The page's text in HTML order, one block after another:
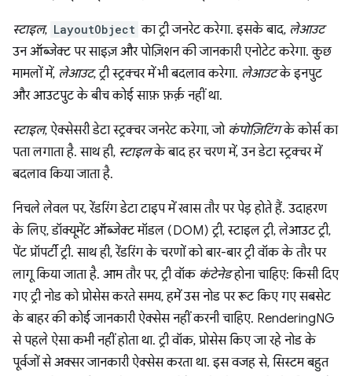
स्टाइल, LayoutObject का ट्री जनरेट करेगा. इसके बाद, लेआउट
उन ऑब्जेक्ट पर साइज़ और पोज़िशन की जानकारी एनोटेट करेगा. कुछ
मामलों में, लेआउट, ट्री स्ट्रक्चर में भी बदलाव करेगा. लेआउटके इनपुट
और आउटपुट के बीच कोई साफ़ फ़र्क़ नहीं था.
स्टाइल, ऐक्सेसरी डेटा स्ट्रक्चर जनरेट करेगा, जो कंपोज़िटिंगके कोर्स का
पता लगाता है. साथ ही, स्टाइलके बाद हर चरण में, उन डेटा स्ट्रक्चर में
बदलाव किया जाता है.
निचले लेवल पर, रेंडरिंग डेटा टाइप में खास तौर पर पेड़ होते हैं. उदाहरण
के लिए, डॉक्यूमेंट ऑब्जेक्ट मॉडल (DOM) ट्री, स्टाइल ट्री, लेआउट ट्री,
पेंट प्रॉपर्टी ट्री. साथ ही, रेंडरिंग के चरणों को बार-बार ट्री वॉक के तौर पर
लागू किया जाता है. आम तौर पर, ट्री वॉक कंटेनेडहोना चाहिए: किसी दिए
गए ट्री नोड को प्रोसेस करते समय, हमें उस नोड पर रूट किए गए सबसेट
के बाहर की कोई जानकारी ऐक्सेस नहीं करनी चाहिए. RenderingNG
से पहले ऐसा कभी नहीं होता था. ट्री वॉक, प्रोसेस किए जा रहे नोड के
पूर्वजों से अक्सर जानकारी ऐक्सेस करता था. इस वजह से, सिस्टम बहुत